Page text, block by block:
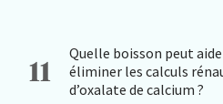
11
Quelle boisson peut
éliminer les calculs
d’oxalate de calcium ?